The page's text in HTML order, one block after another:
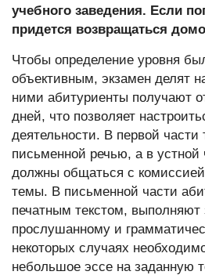
учебного заведения. Если
придется возвращаться
Чтобы определение уровня
объективным, экзамен делят
ними абитуриенты получают
дней, что позволяет
деятельности. В первой
письменной речью, а в
должны общаться с
темы. В письменной части
печатным текстом, выполняют
прослушанному и
некоторых случаях
небольшое эссе на заданную